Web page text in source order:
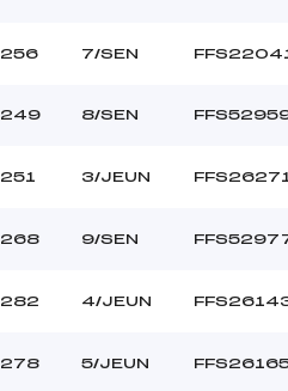
256 7/SEN
249 8/SEN
251 3/JEUN
268 9/SEN
282 4/JEUN
278 5/JEUN